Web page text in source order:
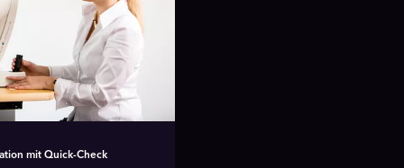
mit Quick-Check